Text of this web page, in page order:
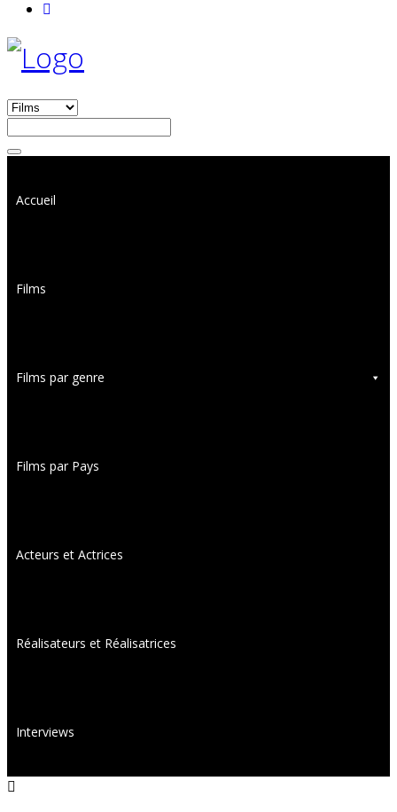
Accueil
Films
Films par genre
Films par Pays
Acteurs et Actrices
Réalisateurs et Réalisatrices
Interviews